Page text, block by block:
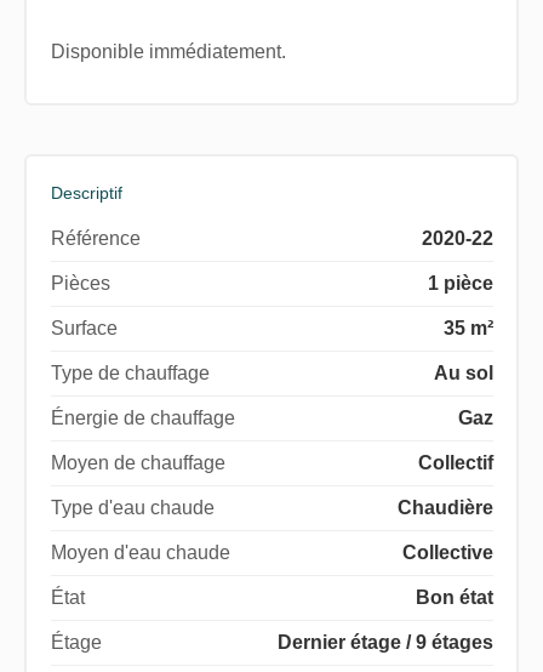
Disponible immédiatement.
Descriptif
Référence 2020-22
Pièces 1 pièce
Surface 35 m²
Type de chauffage Au sol
Énergie de chauffage Gaz
Moyen de chauffage Collectif
Type d'eau chaude Chaudière
Moyen d'eau chaude Collective
État Bon état
Étage Dernier étage / 9 étages